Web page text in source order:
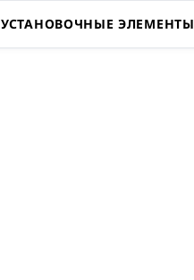
УСТАНОВОЧНЫЕ ЭЛЕМЕНТЫ